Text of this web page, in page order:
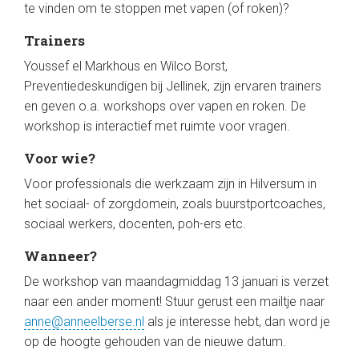
te vinden om te stoppen met vapen (of roken)?
Trainers
Youssef el Markhous en Wilco Borst,
Preventiedeskundigen bij Jellinek, zijn ervaren trainers
en geven o.a. workshops over vapen en roken. De
workshop is interactief met ruimte voor vragen.
Voor wie?
Voor professionals die werkzaam zijn in Hilversum in
het sociaal- of zorgdomein, zoals buurstportcoaches,
sociaal werkers, docenten, poh-ers etc.
Wanneer?
De workshop van maandagmiddag 13 januari is verzet
naar een ander moment! Stuur gerust een mailtje naar
anne@anneelberse.nl als je interesse hebt, dan word je
op de hoogte gehouden van de nieuwe datum.